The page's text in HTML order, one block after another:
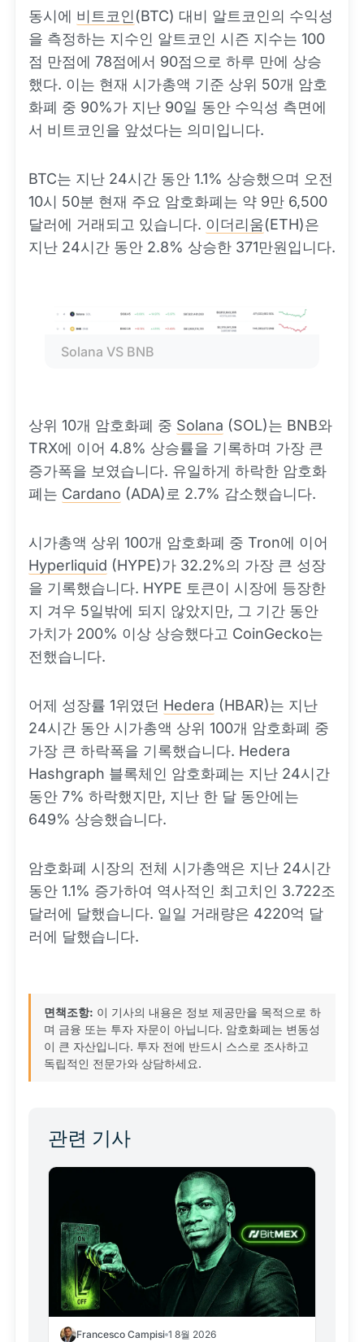
동시에 비트코인(BTC) 대비 알트코인의 수익성
을 측정하는 지수인 알트코인 시즌 지수는 100
점 만점에 78점에서 90점으로 하루 만에 상승
했다. 이는 현재 시가총액 기준 상위 50개 암호
화폐 중 90%가 지난 90일 동안 수익성 측면에
서 비트코인을 앞섰다는 의미입니다.
BTC는 지난 24시간 동안 1.1% 상승했으며 오전
10시 50분 현재 주요 암호화폐는 약 9만 6,500
달러에 거래되고 있습니다. 이더리움(ETH)은
지난 24시간 동안 2.8% 상승한 371만원입니다.
Solana VS BNB
상위 10개 암호화폐 중 Solana (SOL)는 BNB와
TRX에 이어 4.8% 상승률을 기록하며 가장 큰
증가폭을 보였습니다. 유일하게 하락한 암호화
폐는 Cardano (ADA)로 2.7% 감소했습니다.
시가총액 상위 100개 암호화폐 중 Tron에 이어
Hyperliquid (HYPE)가 32.2%의 가장 큰 성장
을 기록했습니다. HYPE 토큰이 시장에 등장한
지 겨우 5일밖에 되지 않았지만, 그 기간 동안
가치가 200% 이상 상승했다고 CoinGecko는
전했습니다.
어제 성장률 1위였던 Hedera (HBAR)는 지난
24시간 동안 시가총액 상위 100개 암호화폐 중
가장 큰 하락폭을 기록했습니다. Hedera
Hashgraph 블록체인 암호화폐는 지난 24시간
동안 7% 하락했지만, 지난 한 달 동안에는
649% 상승했습니다.
암호화폐 시장의 전체 시가총액은 지난 24시간
동안 1.1% 증가하여 역사적인 최고치인 3.722조
달러에 달했습니다. 일일 거래량은 4220억 달
러에 달했습니다.
면책조항: 이 기사의 내용은 정보 제공만을 목적으로 하
며 금융 또는 투자 자문이 아닙니다. 암호화폐는 변동성
이 큰 자산입니다. 투자 전에 반드시 스스로 조사하고
독립적인 전문가와 상담하세요.
관련 기사
Francesco Campisi 1 8월 2026